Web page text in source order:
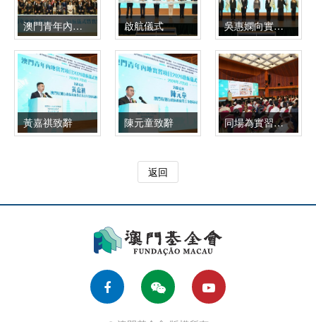
澳門青年內地實習項目啟航 啟航儀式 吳惠嫻向實習計劃學生代表授旗
黃嘉祺致辭 陳元童致辭 同場為實習青年開展行前專題培訓
返回